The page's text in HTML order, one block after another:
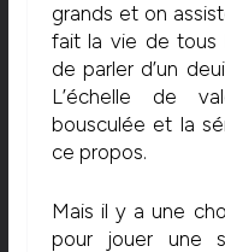
grands et on
fait la vie de tous
de parler d’un
L’échelle de
bousculée et la
ce propos.
Mais il y a une
pour jouer une